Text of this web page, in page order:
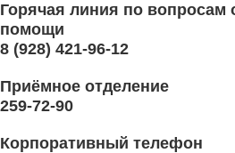
Горячая линия по вопросам
помощи
8 (928) 421-96-12
Приёмное отделение
259-72-90
Корпоративный телефон